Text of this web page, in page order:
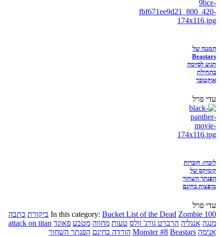
המנגה של
Beastars
תגיע לסיומה
בתחילת
אוקטובר
עדי פרל
לזכרו: חוברות
קומיקס של
הפנתר השחור
מופצות בחינם
עדי פרל
In this category: Bucket List of the Dead Zombie 100 ביקורת כתבה
מנגה אנגליה הרברט גורג' וולס טעות מחווה מטבע פאונד attack on titan
אנימה
Monster #8 Beastars הורדה בחינם הפנתר השחור